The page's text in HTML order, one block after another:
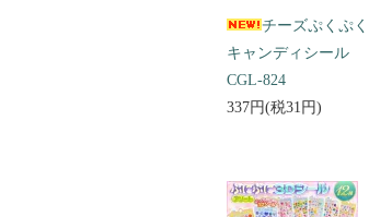
チーズぷくぷく
キャンディシール
CGL-824
337円(税31円)